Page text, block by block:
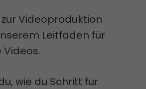
Videoproduktion
Leitfaden für
wie du Schritt für